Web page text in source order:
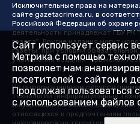
Исключительные права на
сайте gazetacrimea.ru, в
Российской Федерации об охране
деятельности принадлежат ГБУ РК
газета". Другие издания могут
газеты" при условии
упоминания издания "Крымская
ссылкой на страницу-
На информационном ресурсе
технологии (информационные
информации на основе сбора,
относящихся к предпочтениям
Сайт использует сервис
Метрика с помощью
позволяет нам
посетителей с сайтом и
Продолжая пользоваться
с использованием файлов